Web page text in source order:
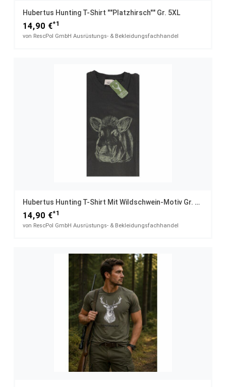
Hubertus Hunting T-Shirt ""Platzhirsch"" Gr. 5XL
14,90 €*1
von RescPol GmbH Ausrüstungs- & Bekleidungsfachhandel
Hubertus Hunting T-Shirt Mit Wildschwein-Motiv Gr. 5XL
14,90 €*1
von RescPol GmbH Ausrüstungs- & Bekleidungsfachhandel